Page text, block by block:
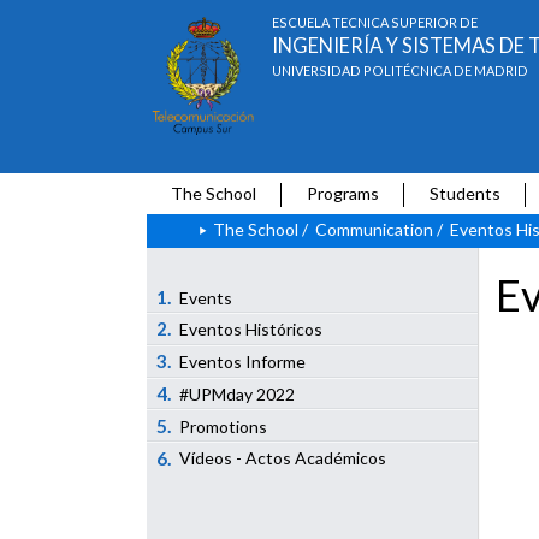
ESCUELA TÉCNICA SUPERIOR DE
INGENIERÍA Y SISTEMAS
UNIVERSIDAD POLITÉCNICA DE MADRID
The School Programs
Students
The School / Communication / Eventos
1. Events
2. Eventos Históricos
3. Eventos Informe
4. #UPMday 2022
5. Promotions
6. Vídeos - Actos Académicos